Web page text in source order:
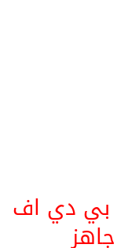
بي دي اف